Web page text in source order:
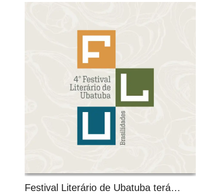
Festival Literário de Ubatuba terá…